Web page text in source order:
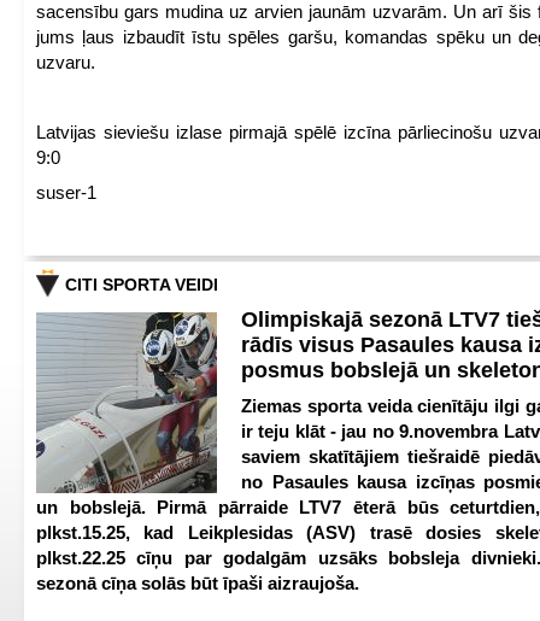
sacensību gars mudina uz arvien jaunām uzvarām. Un arī šis
jums ļaus izbaudīt īstu spēles garšu, komandas spēku un
uzvaru.
Latvijas sieviešu izlase pirmajā spēlē izcīna pārliecinošu
9:0
suser-1
CITI SPORTA VEIDI
Olimpiskajā sezonā LTV7
rādīs visus Pasaules kausa
posmus bobslejā un
Ziemas sporta veida cienītāju ilgi
ir teju klāt - jau no 9.novembra
saviem skatītājiem tiešraidē
no Pasaules kausa izcīņas
un bobslejā. Pirmā pārraide LTV7 ēterā būs
plkst.15.25, kad Leikplesidas (ASV) trasē dosies
plkst.22.25 cīņu par godalgām uzsāks bobsleja
sezonā cīņa solās būt īpaši aizraujoša.